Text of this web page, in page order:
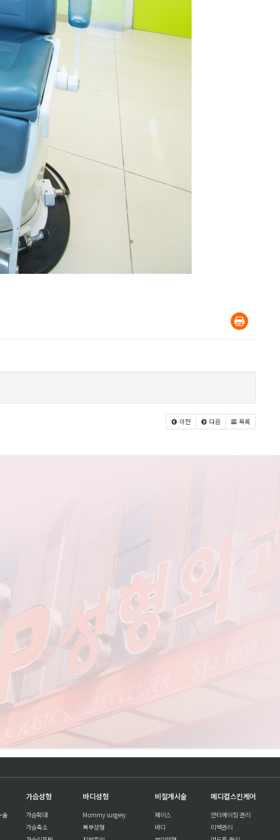
이전 다음 목록
술
가슴성형
가슴확대
가슴축소
바디성형
Mommy surgery
복부성형
비절개시술
페이스
바디
메디컬스킨케어
안티에이징 관리
미백관리